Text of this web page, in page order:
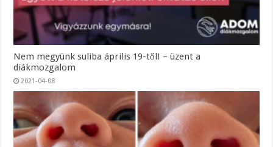
Nem megyünk suliba április 19-től! – üzent a
diákmozgalom
2021-04-08